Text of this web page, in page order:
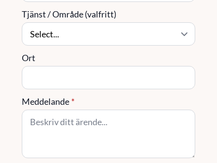
Tjänst / Område (valfritt)
Ort
Meddelande *